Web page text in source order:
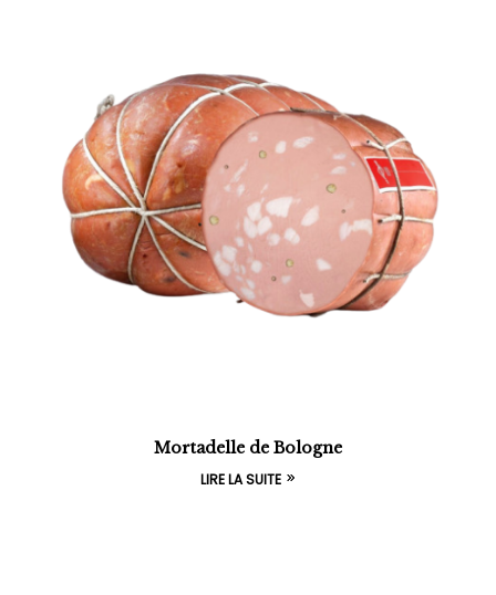
Mortadelle de Bologne
LIRE LA SUITE